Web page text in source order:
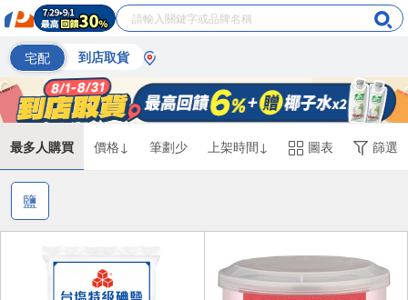
宅配 到店取貨
最多人購買 價格↓ 筆劃少 上架時間↓ 圖表 篩選
鹽